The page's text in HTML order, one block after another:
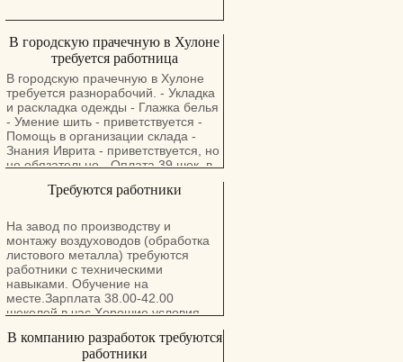
В городскую прачечную в Хулоне
требуется работница
В городскую прачечную в Хулоне
требуется разнорабочий. - Укладка
и раскладка одежды - Глажка белья
- Умение шить - приветствуется -
Помощь в организации склада -
Знания Иврита - приветствуется, но
не обязательно - Оплата 39 шек. в
- ть дней в неделю (без пятниц и
женщин, соискателей 50+.
Подходит также для беженцев из
Украины! Трудоустройство на
прямую, без посредников.
Семейная атмосфера,
уважительное отношение.
Требуются работники
На завод по производству и
монтажу воздуховодов (обработка
листового металла) требуются
работники с техническими
навыками. Обучение на
месте.Зарплата 38.00-42.00
шекелей в час.Хорошие условия
В компанию разработок требуются
работники